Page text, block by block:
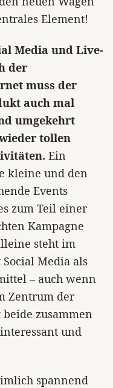
Element!
Media und Live-
der
muss der
auch mal
umgekehrt
tollen
Ein
kleine und den
Events
zum Teil einer
Kampagne
steht im
Media als
– auch wenn
Zentrum der
zusammen
und
spannend